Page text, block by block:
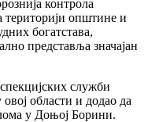
контрола
општине и
богатстава,
представља значајан
служби
области и додао да
у Доњој Борини.